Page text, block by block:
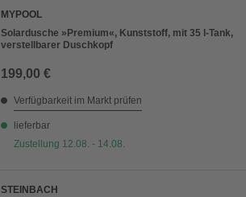
MYPOOL
Solardusche »Premium«, Kunststoff, mit 35 l-Tank,
verstellbarer Duschkopf
199,00 €
Verfügbarkeit im Markt prüfen
lieferbar
Zustellung 12.08. - 14.08.
STEINBACH